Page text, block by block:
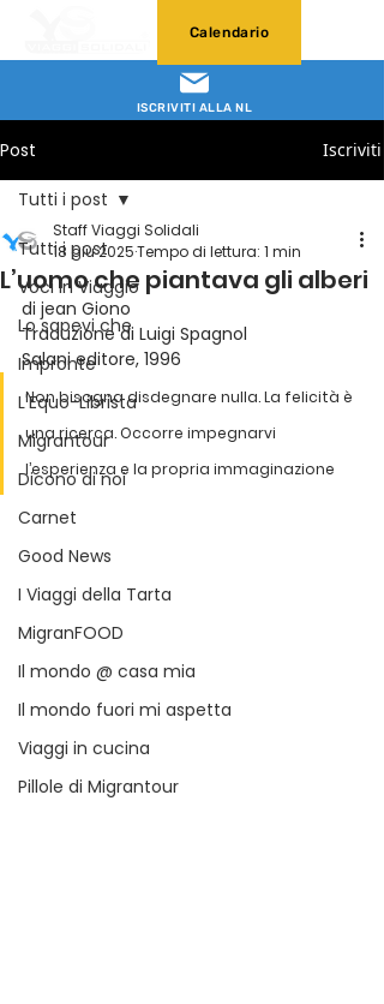
ISCRIVITI ALLA NL
Calendario
Post Iscriviti
Tutti i post
Voci in Viaggio
Lo sapevi che
Impronte
L'Equo-Librista
Migrantour
Dicono di noi
Carnet
Good News
I Viaggi della Tarta
MigranFOOD
Il mondo @ casa mia
Il mondo fuori mi aspetta
Viaggi in cucina
Pillole di Migrantour
Tutti i post
L’uomo che piantava gli alberi
Staff Viaggi Solidali
18 giu 2025Tempo di lettura: 1 min
di jean Giono
Traduzione di Luigi Spagnol
Salani editore, 1996
Non bisogna disdegnare nulla. La felicità è
una ricerca. Occorre impegnarvi
l’esperienza e la propria immaginazione